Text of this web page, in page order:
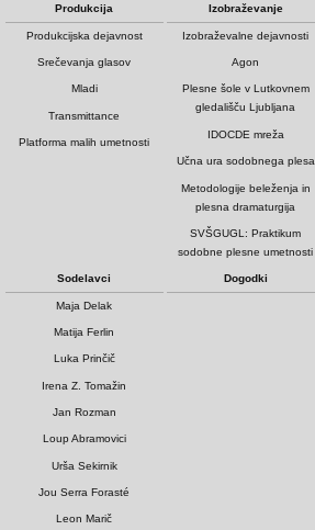
Produkcija
Produkcijska dejavnost
Srečevanja glasov
Mladi
Transmittance
Platforma malih umetnosti
Izobraževanje
Izobraževalne dejavnosti
Agon
Plesne šole v Lutkovnem
gledališču Ljubljana
IDOCDE mreža
Učna ura sodobnega plesa
Metodologije beleženja in
plesna dramaturgija
SVŠGUGL: Praktikum
sodobne plesne umetnosti
Sodelavci
Maja Delak
Matija Ferlin
Luka Prinčič
Irena Z. Tomažin
Jan Rozman
Loup Abramovici
Urša Sekirnik
Jou Serra Forasté
Leon Marič
Dogodki